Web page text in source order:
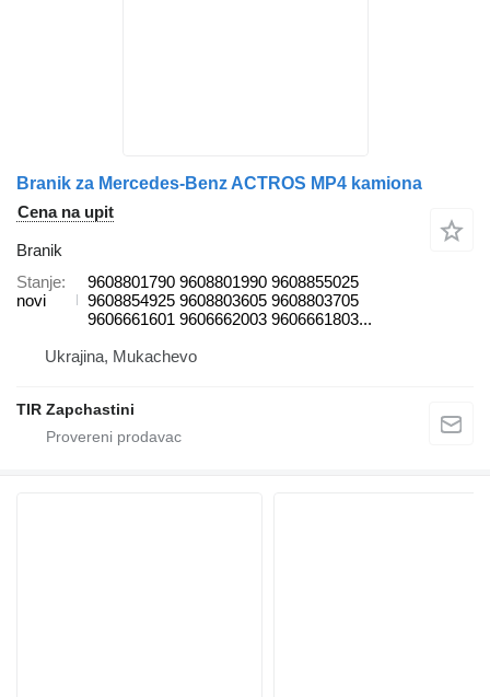
Branik za Mercedes-Benz ACTROS MP4 kamiona
Cena na upit
Branik
Stanje
novi
9608801790 9608801990 9608855025
9608854925 9608803605 9608803705
9606661601 9606662003 9606661803...
Ukrajina, Mukachevo
TIR Zapchastini